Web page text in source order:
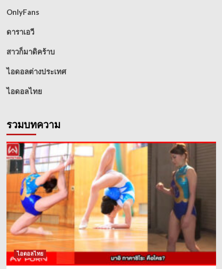
OnlyFans
ดาราเอวี
สาวก็มาดิคร้าบ
ไอดอลต่างประเทศ
ไอดอลไทย
รวมบทความ
ไอดอลไทย